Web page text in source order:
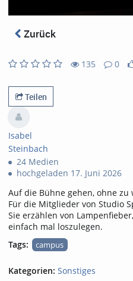
Zurück
135
views
0
Kommentare
likes
favorites
Teilen
Isabel
Steinbach
24 Medien
hochgeladen 17. Juni 2026
Auf die Bühne gehen, ohne zu
Für die Mitglieder von Studio
Sie erzählen von
einfach mal loszulegen.
Tags:
campus
Kategorien: Sonstiges